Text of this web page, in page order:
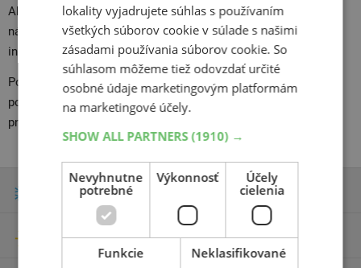
Ak si nie ste istí technickými parametrami, neváhajte
nás
kontaktovať, radi vám s výberom poradíme. Potrebné
informácie nájdete aj v našomsprievodcovi.
Pozrite sa aj na našu ponuku diskov
, ktoré vám v prípade
potreby pomôžeme vybrať a skompletujeme ich s vybranými
pneu.
Zimné pneumatiky
Letné pneumatiky
lokality vyjadrujete súhlas s používaním
všetkých súborov cookie v súlade s našimi
zásadami používania súborov cookie. So
súhlasom môžeme tiež odovzdať určité
osobné údaje marketingovým platformám
na marketingové účely.
SHOW ALL PARTNERS(1910) →
Nevyhnutne
potrebné
Výkonnosť
Účely
cielenia
Funkcie Neklasifikované